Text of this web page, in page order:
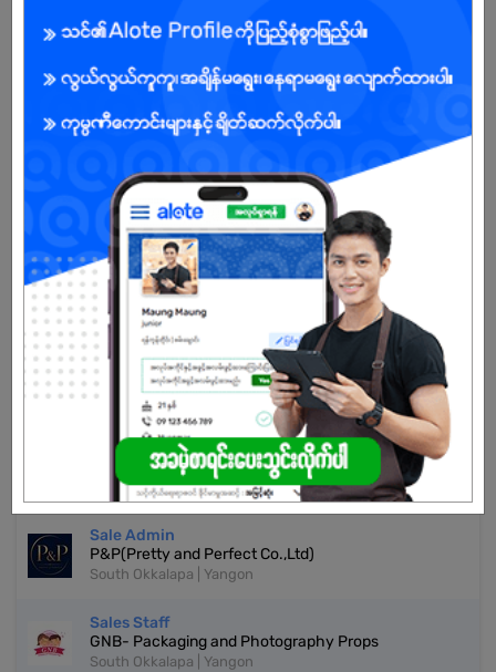
Open To : Male/Female
Already Expired
Don't have an account?
REGISTER NOW!
More Similar Jobs
Sales Executive
Little Sunshine
South Okkalapa | Yangon
Sales Executive
Global L S Myanmar (Exide Battery)
South Okkalapa | Yangon
Sale Admin
P&P(Pretty and Perfect Co.,Ltd)
South Okkalapa | Yangon
Sales Staff
GNB- Packaging and Photography Props
South Okkalapa | Yangon